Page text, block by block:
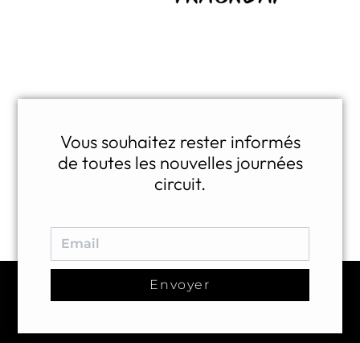
Vous souhaitez rester informés
de toutes les nouvelles journées
circuit.
Envoyer